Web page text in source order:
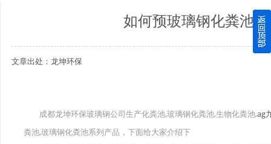
四川玻璃钢化粪池逐渐取代传统玻璃钢化粪池的这几点原因
关于重庆玻璃钢化粪池的这些基础知识你都记住了吗？
如何预玻璃钢化粪池
文章出处：龙坤环保
成都龙坤环保玻璃钢公司生产化粪池,玻璃钢化粪池,生物化粪池,ag
粪池,玻璃钢化粪池系列产品，下面给大家介绍下